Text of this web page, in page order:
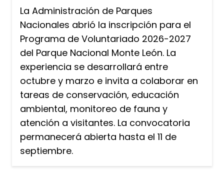
La Administración de Parques
Nacionales abrió la inscripción para el
Programa de Voluntariado 2026-2027
del Parque Nacional Monte León. La
experiencia se desarrollará entre
octubre y marzo e invita a colaborar en
tareas de conservación, educación
ambiental, monitoreo de fauna y
atención a visitantes. La convocatoria
permanecerá abierta hasta el 11 de
septiembre.